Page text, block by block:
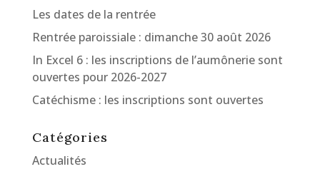
Les dates de la rentrée
Rentrée paroissiale : dimanche 30 août 2026
In Excel 6 : les inscriptions de l’aumônerie sont
ouvertes pour 2026-2027
Catéchisme : les inscriptions sont ouvertes
Catégories
Actualités